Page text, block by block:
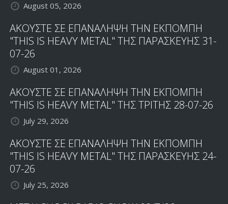
August 05, 2026
ΑΚΟΥΣΤΕ ΣΕ ΕΠΑΝΑΛΗΨΗ ΤΗΝ ΕΚΠΟΜΠΗ
"THIS IS HEAVY METAL" ΤΗΣ ΠΑΡΑΣΚΕΥΗΣ 31-
07-26
August 01, 2026
ΑΚΟΥΣΤΕ ΣΕ ΕΠΑΝΑΛΗΨΗ ΤΗΝ ΕΚΠΟΜΠΗ
"THIS IS HEAVY METAL" ΤΗΣ ΤΡΙΤΗΣ 28-07-26
July 29, 2026
ΑΚΟΥΣΤΕ ΣΕ ΕΠΑΝΑΛΗΨΗ ΤΗΝ ΕΚΠΟΜΠΗ
"THIS IS HEAVY METAL" ΤΗΣ ΠΑΡΑΣΚΕΥΗΣ 24-
07-26
July 25, 2026